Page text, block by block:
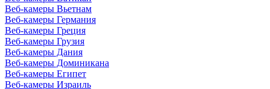
Веб-камеры Вьетнам
Веб-камеры Германия
Веб-камеры Греция
Веб-камеры Грузия
Веб-камеры Дания
Веб-камеры Доминикана
Веб-камеры Египет
Веб-камеры Израиль